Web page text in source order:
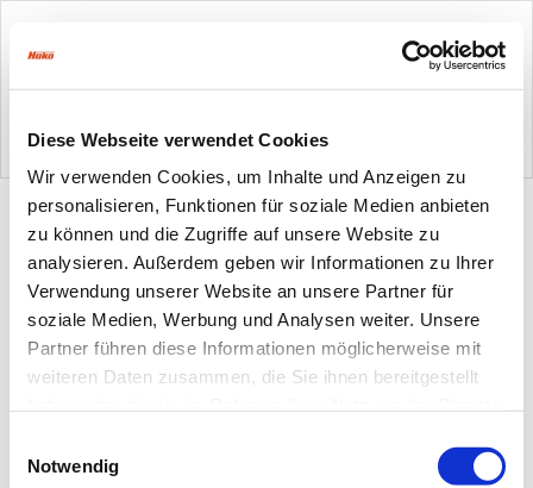
Diese Webseite verwendet Cookies
Wir verwenden Cookies, um Inhalte und Anzeigen zu
personalisieren, Funktionen für soziale Medien anbieten
zu können und die Zugriffe auf unsere Website zu
analysieren. Außerdem geben wir Informationen zu Ihrer
Verwendung unserer Website an unsere Partner für
soziale Medien, Werbung und Analysen weiter. Unsere
Partner führen diese Informationen möglicherweise mit
weiteren Daten zusammen, die Sie ihnen bereitgestellt
Notwendig